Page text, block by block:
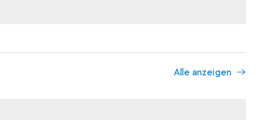
Alle anzeigen